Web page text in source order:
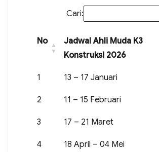
Cari:
No
Jadwal Ahli Muda K3
Konstruksi 2026
1 13 – 17 Januari
2 11 – 15 Februari
3 17 – 21 Maret
4 18 April – 04 Mei